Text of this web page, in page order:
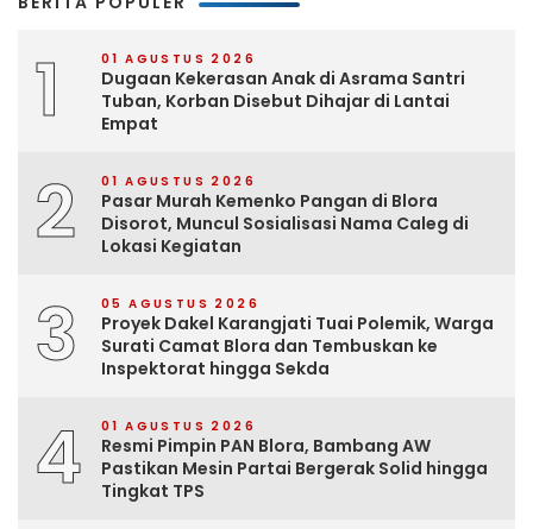
1 01 AGUSTUS 2026
Dugaan Kekerasan Anak di Asrama Santri
Tuban, Korban Disebut Dihajar di Lantai
Empat
2 01 AGUSTUS 2026
Pasar Murah Kemenko Pangan di Blora
Disorot, Muncul Sosialisasi Nama Caleg di
Lokasi Kegiatan
3 05 AGUSTUS 2026
Proyek Dakel Karangjati Tuai Polemik, Warga
Surati Camat Blora dan Tembuskan ke
Inspektorat hingga Sekda
4 01 AGUSTUS 2026
Resmi Pimpin PAN Blora, Bambang AW
Pastikan Mesin Partai Bergerak Solid hingga
Tingkat TPS